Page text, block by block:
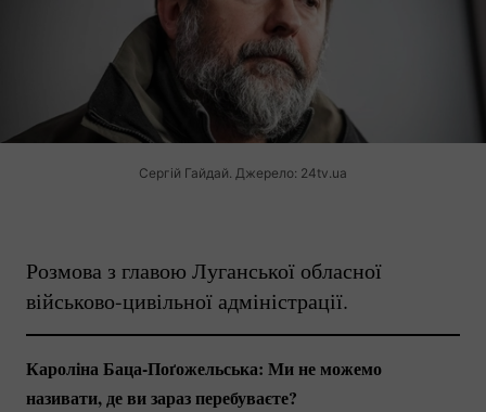
Сергій Гайдай. Джерело: 24tv.ua
Розмова з главою Луганської обласної
військово-цивільної адміністрації.
КаролінаБаца-Поґожельська: Ми не можемо
називати, де ви зараз перебуваєте?